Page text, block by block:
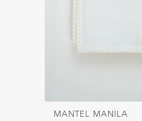
MANTEL MANILA